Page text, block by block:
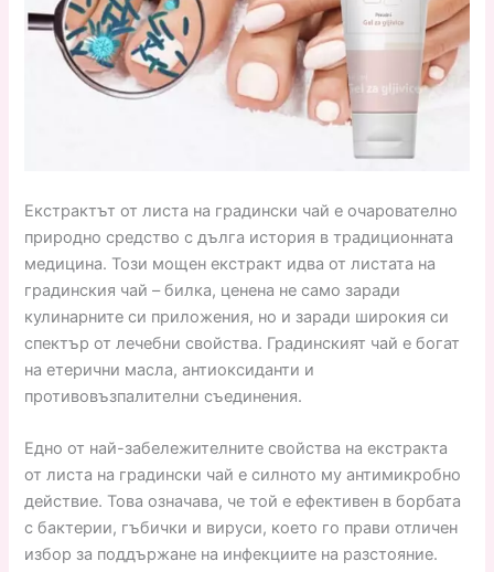
Екстрактът от листа на градински чай е очарователно
природно средство с дълга история в традиционната
медицина. Този мощен екстракт идва от листата на
градинския чай – билка, ценена не само заради
кулинарните си приложения, но и заради широкия си
спектър от лечебни свойства. Градинският чай е богат
на етерични масла, антиоксиданти и
противовъзпалителни съединения.
Едно от най-забележителните свойства на екстракта
от листа на градински чай е силното му антимикробно
действие. Това означава, че той е ефективен в борбата
с бактерии, гъбички и вируси, което го прави отличен
избор за поддържане на инфекциите на разстояние.